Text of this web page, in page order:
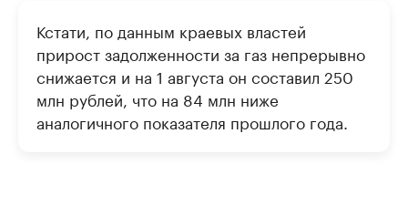
Кстати, по данным краевых властей
прирост задолженности за газ непрерывно
снижается и на 1 августа он составил 250
млн рублей, что на 84 млн ниже
аналогичного показателя прошлого года.